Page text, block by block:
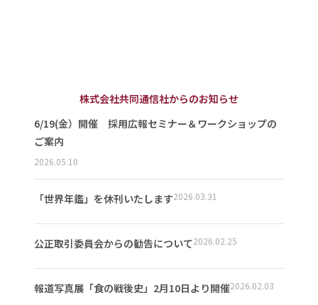
株式会社共同通信社からのお知らせ
6/19(金）開催 採用広報セミナー＆ワークショップの
ご案内
2026.05.10
「世界年鑑」を休刊いたします2026.03.31
公正取引委員会からの勧告について2026.02.25
報道写真展「食の戦後史」2月10日より開催2026.02.03